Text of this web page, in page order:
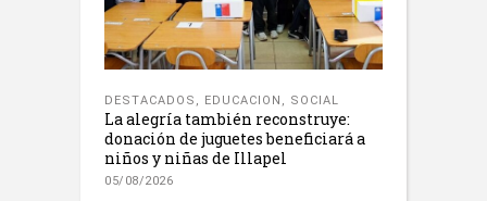
DESTACADOS , EDUCACION , SOCIAL
La alegría también reconstruye:
donación de juguetes beneficiará a
niños y niñas de Illapel
05/08/2026